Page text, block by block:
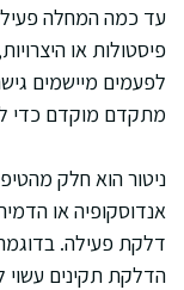
עד כמה המחלה
פיסטולות או
לפעמים מיישמים
מתקדם מוקדם כדי
ניטור הוא חלק
אנדוסקופיה או
דלקת פעילה.
הדלקת תקינים